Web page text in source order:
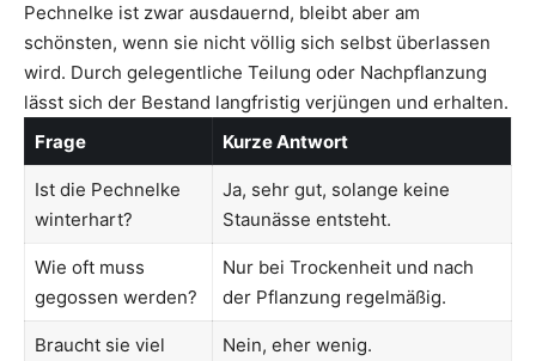
Pechnelke ist zwar ausdauernd, bleibt aber am
schönsten, wenn sie nicht völlig sich selbst überlassen
wird. Durch gelegentliche Teilung oder Nachpflanzung
lässt sich der Bestand langfristig verjüngen und erhalten.
Frage
Kurze Antwort
Ist die Pechnelke
winterhart?
Ja, sehr gut, solange keine
Staunässe entsteht.
Wie oft muss
gegossen werden?
Nur bei Trockenheit und nach
der Pflanzung regelmäßig.
Braucht sie viel
Nein, eher wenig.